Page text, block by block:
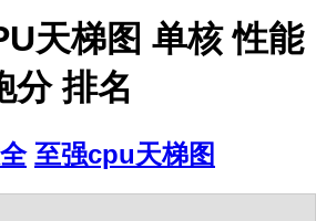
天梯图 单核 性能
分 排名
至强cpu天梯图